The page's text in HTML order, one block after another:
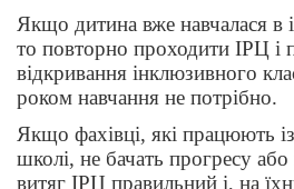
Якщо дитина вже навчалася в
то повторно проходити ІРЦ і
відкривання інклюзивного
роком навчання не потрібно.
Якщо фахівці, які працюють
школі, не бачать прогресу
витяг ІРЦ правильний і, на